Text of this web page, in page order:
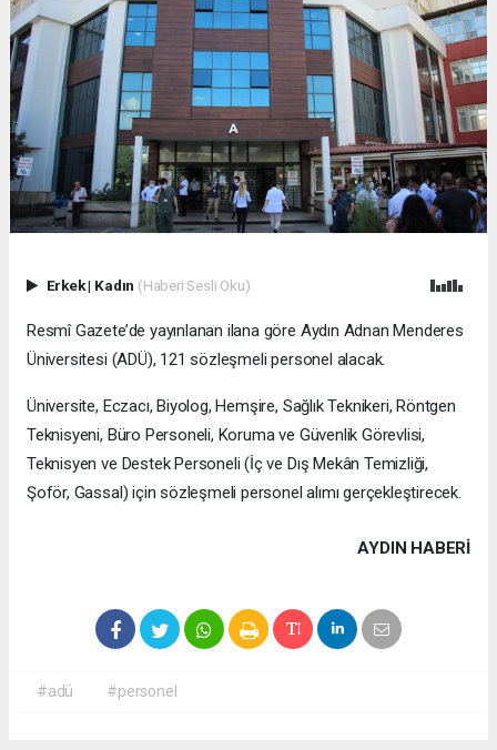
Erkek| Kadın (Haberi Sesli Oku)
Resmî Gazete’de yayınlanan ilana göre Aydın Adnan Menderes
Üniversitesi (ADÜ), 121 sözleşmeli personel alacak.
Üniversite, Eczacı, Biyolog, Hemşire, Sağlık Teknikeri, Röntgen
Teknisyeni, Büro Personeli, Koruma ve Güvenlik Görevlisi,
Teknisyen ve Destek Personeli (İç ve Dış Mekân Temizliği,
Şoför, Gassal) için sözleşmeli personel alımı gerçekleştirecek.
AYDIN HABERİ
#adü #personel